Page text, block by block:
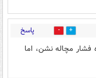
0 پاسخ
مچاله نشن، اما